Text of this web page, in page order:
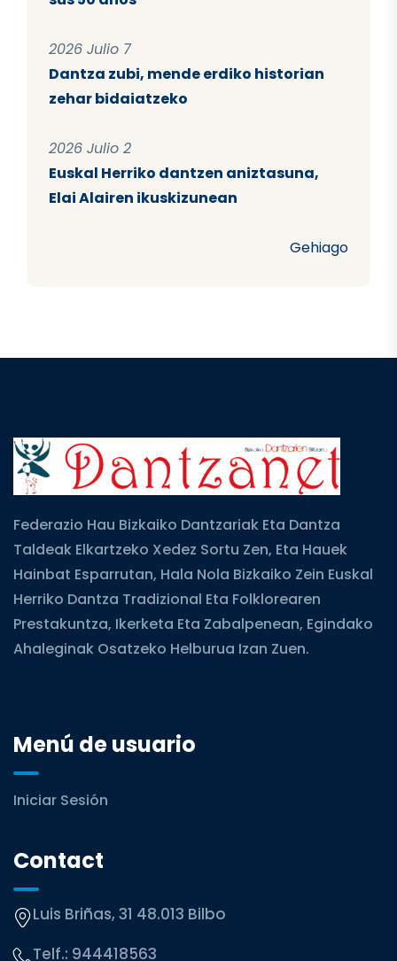
2026 Julio 7
Dantza zubi, mende erdiko historian
zehar bidaiatzeko
2026 Julio 2
Euskal Herriko dantzen aniztasuna,
Elai Alairen ikuskizunean
Gehiago
Federazio Hau Bizkaiko Dantzariak Eta Dantza
Taldeak Elkartzeko Xedez Sortu Zen, Eta Hauek
Hainbat Esparrutan, Hala Nola Bizkaiko Zein Euskal
Herriko Dantza Tradizional Eta Folklorearen
Prestakuntza, Ikerketa Eta Zabalpenean, Egindako
Ahaleginak Osatzeko Helburua Izan Zuen.
Menú de usuario
Iniciar Sesión
Contact
Luis Briñas, 31 48.013 Bilbo
Telf.: 944418563